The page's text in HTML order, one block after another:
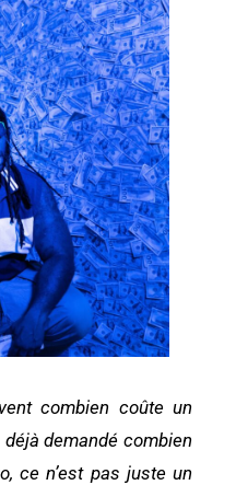
combien coûte un
demandé combien
ce n’est pas juste un